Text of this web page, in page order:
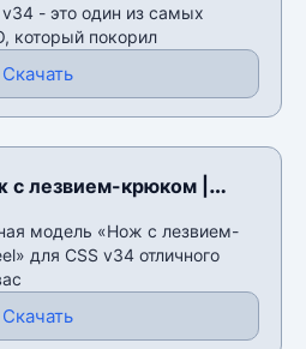
- это один из самых
который покорил
Скачать
лезвием-крюком |
CSS v34
модель «Нож с лезвием-
для CSS v34 отличного
Скачать